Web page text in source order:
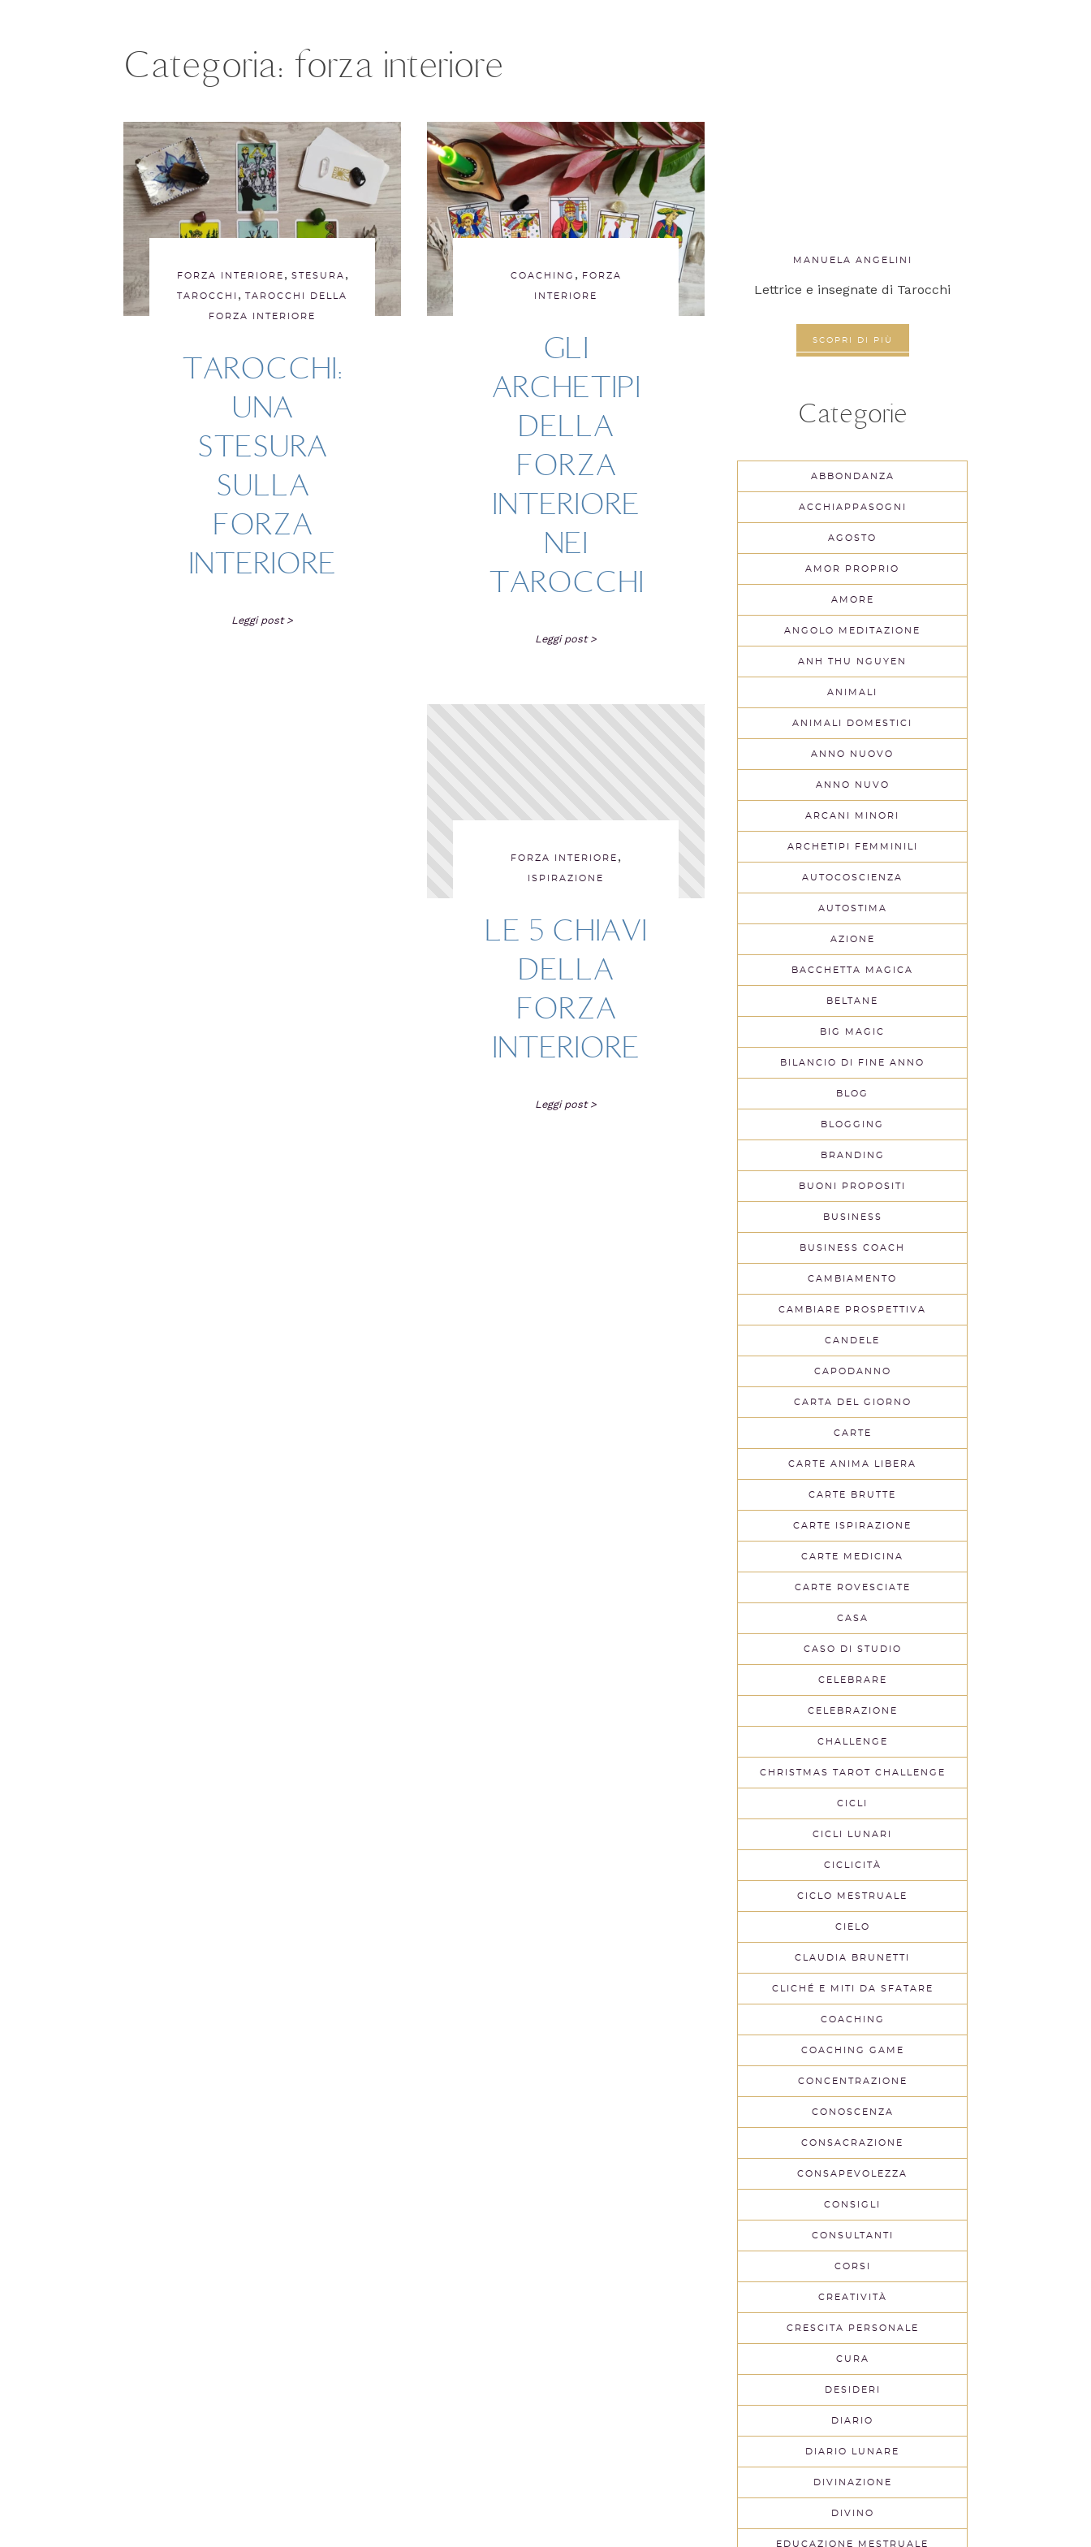
Categoria: forza interiore
FORZA INTERIORE , STESURA ,
TAROCCHI , TAROCCHI DELLA
FORZA INTERIORE
TAROCCHI:
UNA
STESURA
SULLA
FORZA
INTERIORE
Leggi post >
COACHING , FORZA
INTERIORE
GLI
ARCHETIPI
DELLA
FORZA
INTERIORE
NEI
TAROCCHI
Leggi post >
FORZA INTERIORE ,
ISPIRAZIONE
LE 5 CHIAVI
DELLA
FORZA
INTERIORE
Leggi post >
MANUELA ANGELINI
Lettrice e insegnate di Tarocchi
SCOPRI DI PIÙ
Categorie
ABBONDANZA
ACCHIAPPASOGNI
AGOSTO
AMOR PROPRIO
AMORE
ANGOLO MEDITAZIONE
ANH THU NGUYEN
ANIMALI
ANIMALI DOMESTICI
ANNO NUOVO
ANNO NUVO
ARCANI MINORI
ARCHETIPI FEMMINILI
AUTOCOSCIENZA
AUTOSTIMA
AZIONE
BACCHETTA MAGICA
BELTANE
BIG MAGIC
BILANCIO DI FINE ANNO
BLOG
BLOGGING
BRANDING
BUONI PROPOSITI
BUSINESS
BUSINESS COACH
CAMBIAMENTO
CAMBIARE PROSPETTIVA
CANDELE
CAPODANNO
CARTA DEL GIORNO
CARTE
CARTE ANIMA LIBERA
CARTE BRUTTE
CARTE ISPIRAZIONE
CARTE MEDICINA
CARTE ROVESCIATE
CASA
CASO DI STUDIO
CELEBRARE
CELEBRAZIONE
CHALLENGE
CHRISTMAS TAROT CHALLENGE
CICLI
CICLI LUNARI
CICLICITÀ
CICLO MESTRUALE
CIELO
CLAUDIA BRUNETTI
CLICHÉ E MITI DA SFATARE
COACHING
COACHING GAME
CONCENTRAZIONE
CONOSCENZA
CONSACRAZIONE
CONSAPEVOLEZZA
CONSIGLI
CONSULTANTI
CORSI
CREATIVITÀ
CRESCITA PERSONALE
CURA
DESIDERI
DIARIO
DIARIO LUNARE
DIVINAZIONE
DIVINO
EDUCAZIONE MESTRUALE